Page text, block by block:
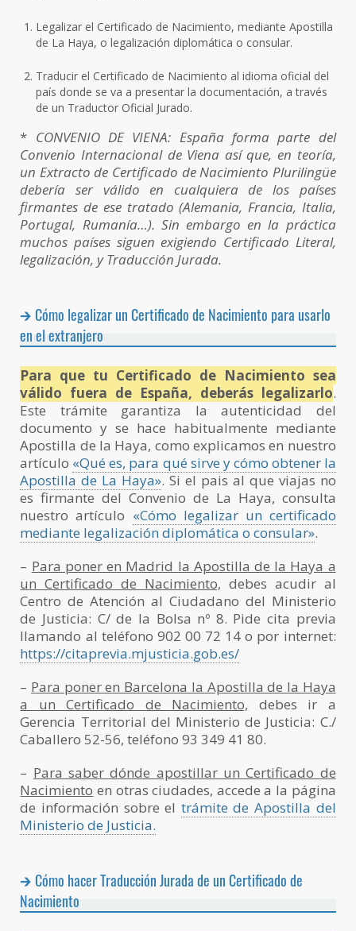
Legalizar el Certificado de Nacimiento, mediante Apostilla
de La Haya, o legalización diplomática o consular.
Traducir el Certificado de Nacimiento al idioma oficial del
país donde se va a presentar la documentación, a través
de un Traductor Oficial Jurado.
* CONVENIO DE VIENA: España forma parte del
Convenio Internacional de Viena así que, en teoría,
un Extracto de Certificado de Nacimiento Plurilingüe
debería ser válido en cualquiera de los países
firmantes de ese tratado (Alemania, Francia, Italia,
Portugal, Rumanía…). Sin embargo en la práctica
muchos países siguen exigiendo Certificado Literal,
legalización, y Traducción Jurada.
Cómo legalizar un Certificado de Nacimiento para usarlo
en el extranjero
Para que tu Certificado de Nacimiento sea
válido fuera de España, deberás legalizarlo.
Este trámite garantiza la autenticidad del
documento y se hace habitualmente mediante
Apostilla de la Haya, como explicamos en nuestro
artículo «Qué es, para qué sirve y cómo obtener la
Apostilla de La Haya». Si el pais al que viajas no
es firmante del Convenio de La Haya, consulta
nuestro artículo «Cómo legalizar un certificado
mediante legalización diplomática o consular».
– Para poner en Madrid la Apostilla de la Haya a
un Certificado de Nacimiento, debes acudir al
Centro de Atención al Ciudadano del Ministerio
de Justicia: C/ de la Bolsa nº 8. Pide cita previa
llamando al teléfono 902 00 72 14 o por internet:
https://citaprevia.mjusticia.gob.es/
– Para poner en Barcelona la Apostilla de la Haya
a un Certificado de Nacimiento, debes ir a
Gerencia Territorial del Ministerio de Justicia: C./
Caballero 52-56, teléfono 93 349 41 80.
– Para saber dónde apostillar un Certificado de
Nacimiento en otras ciudades, accede a la página
de información sobre el trámite de Apostilla del
Ministerio de Justicia.
Cómo hacer Traducción Jurada de un Certificado de
Nacimiento